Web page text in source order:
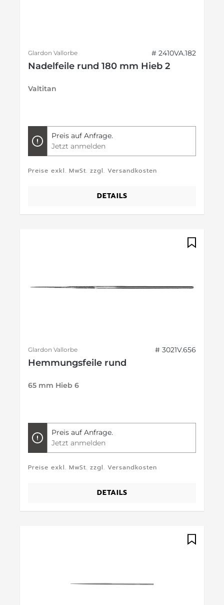
Glardon Vallorbe # 2410VA.182
Nadelfeile rund 180 mm Hieb 2
Valtitan
Preis auf Anfrage.
Jetzt anmelden
Preise exkl. MwSt. zzgl. Versandkosten
DETAILS
Glardon Vallorbe # 3021V.656
Hemmungsfeile rund
65 mm Hieb 6
Preis auf Anfrage.
Jetzt anmelden
Preise exkl. MwSt. zzgl. Versandkosten
DETAILS